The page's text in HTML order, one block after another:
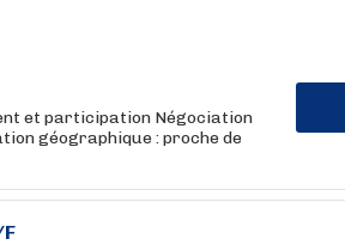
et participation Négociation
géographique : proche de